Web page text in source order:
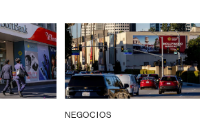
NEGOCIOS